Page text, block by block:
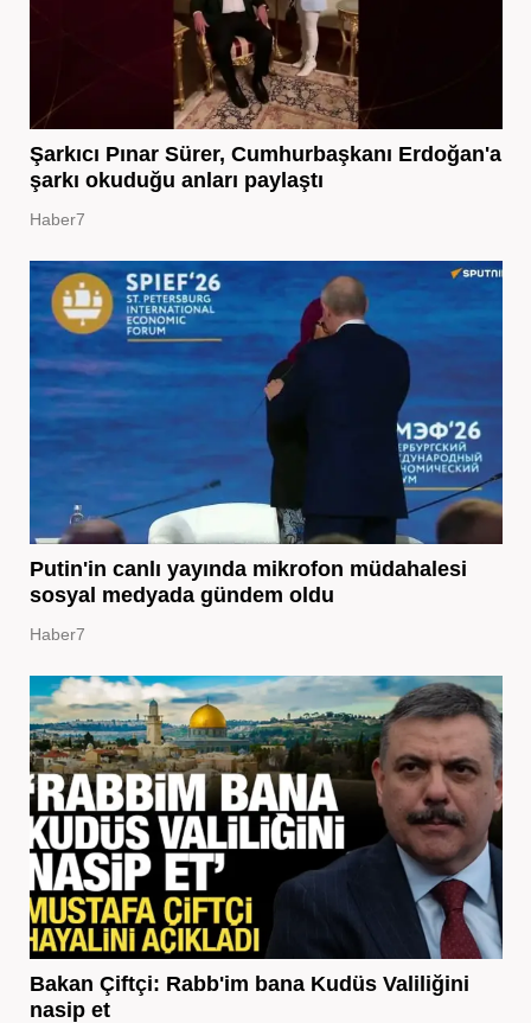
Şarkıcı Pınar Sürer, Cumhurbaşkanı Erdoğan'a
şarkı okuduğu anları paylaştı
Haber7
Putin'in canlı yayında mikrofon müdahalesi
sosyal medyada gündem oldu
Haber7
Bakan Çiftçi: Rabb'im bana Kudüs Valiliğini
nasip et